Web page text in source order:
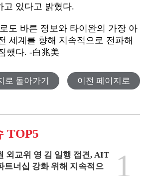
고 있다고 밝혔다.
도 바른 정보와 타이완의 가장 아
세계를 향해 지속적으로 전파해
했다. -白兆美
로 돌아가기 이전 페이지로
TOP5
외교위 영 김 일행 접견, AIT
트너십 강화 위해 지속적으
1